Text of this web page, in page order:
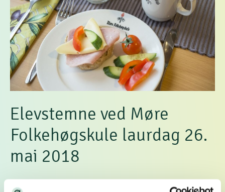
Elevstemne ved Møre
Folkehøgskule laurdag 26.
mai 2018
NYHEITER FRÅ SKULEN
PUBLISERT